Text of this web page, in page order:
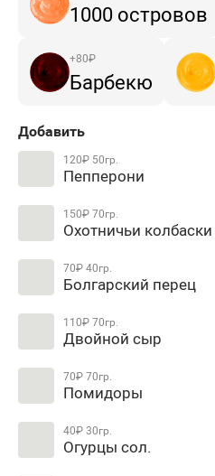
1000 островов
+80₽
Барбекю
Добавить
120₽ 50гр.
Пепперони
150₽70гр.
Охотничьи колбаски
70₽40гр.
Болгарский перец
110₽70гр.
Двойной сыр
70₽70гр.
Помидоры
40₽30гр.
Огурцы сол.